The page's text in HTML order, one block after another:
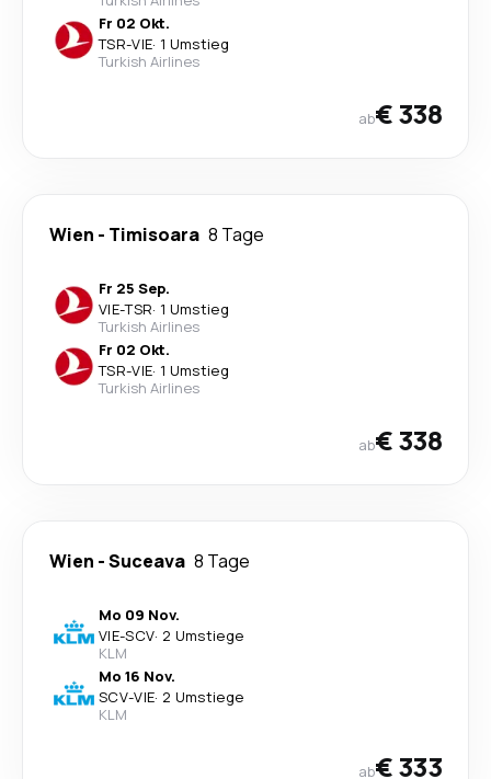
Fr 02 Okt.
TSR-VIE· 1 Umstieg
Turkish Airlines
ab€ 338
Wien - Timisoara 8 Tage
Fr 25 Sep.
VIE-TSR· 1 Umstieg
Turkish Airlines
Fr 02 Okt.
TSR-VIE· 1 Umstieg
Turkish Airlines
ab€ 338
Wien -Suceava 8 Tage
Mo 09 Nov.
VIE-SCV· 2 Umstiege
KLM
Mo 16 Nov.
SCV-VIE· 2 Umstiege
KLM
ab€ 333